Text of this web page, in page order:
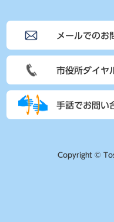
メールでのお
市役所ダイヤ
手話でお問い
Copyright ©